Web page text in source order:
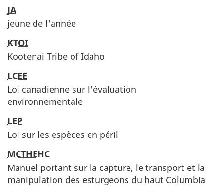
JA
jeune de l'année
KTOI
Kootenai Tribe of Idaho
LCEE
Loi canadienne sur l'évaluation
environnementale
LEP
Loi sur les espèces en péril
MCTHEHC
Manuel portant sur la capture, le transport et la
manipulation des esturgeons du haut Columbia